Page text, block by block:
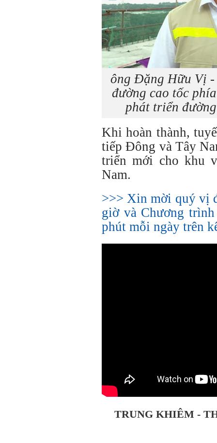
ông Đặng Hữu Vị -
đường cao tốc
phát triển
Khi hoàn thành,
tiếp Đông và Tây
triển mới cho khu
Nam.
>>> Xin mời quý vị
giờ và Chương
phút mỗi ngày trên
TRUNG KHIÊM -